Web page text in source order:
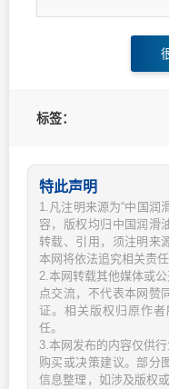
标签：
特此声明
1.凡注明来源为“中国润
容，版权均归中国润滑
转载、引用，须注明来
本网将依法追究相关责任
2.本网转载其他媒体或
点交流，不代表本网赞
证。相关版权归原作
任。
3.本网发布的内容仅供
购买或决策建议。部分
信息整理，如涉及版权